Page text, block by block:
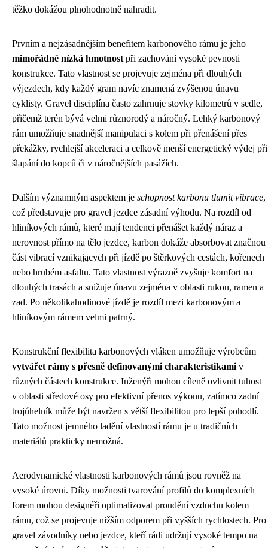
těžko dokážou plnohodnotně nahradit.
Prvním a nejzásadnějším benefitem karbonového rámu je jeho
mimořádně nízká hmotnost při zachování vysoké pevnosti
konstrukce. Tato vlastnost se projevuje zejména při dlouhých
výjezdech, kdy každý gram navíc znamená zvýšenou únavu
cyklisty. Gravel disciplína často zahrnuje stovky kilometrů v sedle,
přičemž terén bývá velmi různorodý a náročný. Lehký karbonový
rám umožňuje snadnější manipulaci s kolem při přenášení přes
překážky, rychlejší akceleraci a celkově menší energetický výdej při
šlapání do kopců či v náročnějších pasážích.
Dalším významným aspektem je schopnost karbonu tlumit vibrace,
což představuje pro gravel jezdce zásadní výhodu. Na rozdíl od
hliníkových rámů, které mají tendenci přenášet každý náraz a
nerovnost přímo na tělo jezdce, karbon dokáže absorbovat značnou
část vibrací vznikających při jízdě po štěrkových cestách, kořenech
nebo hrubém asfaltu. Tato vlastnost výrazně zvyšuje komfort na
dlouhých trasách a snižuje únavu zejména v oblasti rukou, ramen a
zad. Po několikahodinové jízdě je rozdíl mezi karbonovým a
hliníkovým rámem velmi patrný.
Konstrukční flexibilita karbonových vláken umožňuje výrobcům
vytvářet rámy s přesně definovanými charakteristikami v
různých částech konstrukce. Inženýři mohou cíleně ovlivnit tuhost
v oblasti středové osy pro efektivní přenos výkonu, zatímco zadní
trojúhelník může být navržen s větší flexibilitou pro lepší pohodlí.
Tato možnost jemného ladění vlastností rámu je u tradičních
materiálů prakticky nemožná.
Aerodynamické vlastnosti karbonových rámů jsou rovněž na
vysoké úrovni. Díky možnosti tvarování profilů do komplexních
forem mohou designéři optimalizovat proudění vzduchu kolem
rámu, což se projevuje nižším odporem při vyšších rychlostech. Pro
gravel závodníky nebo jezdce, kteří rádi udržují vysoké tempo na